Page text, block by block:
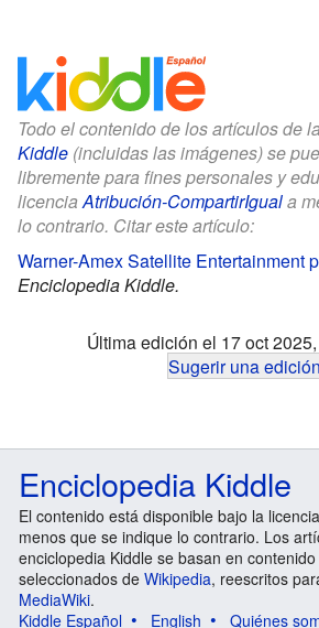
Todo el contenido de los artículos de la
Kiddle (incluidas las imágenes) se
libremente para fines personales y
licenciaAtribución-CompartirIguala
lo contrario. Citar este artículo:
Warner-Amex Satellite Entertainment
Enciclopedia Kiddle.
Última edición el 17 oct
Sugerir una edición
Enciclopedia Kiddle
El contenido está disponible bajo la licencia
menos que se indique lo contrario. Los
enciclopedia Kiddle se basan en
seleccionados de Wikipedia, reescritos
MediaWiki.
Kiddle Español
English Quiénes